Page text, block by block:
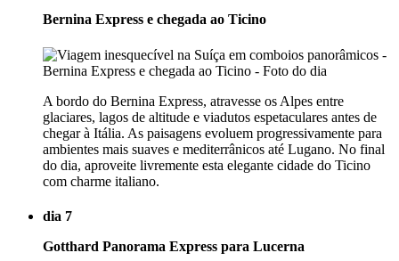
Bernina Express e chegada ao Ticino
A bordo do Bernina Express, atravesse os Alpes entre
glaciares, lagos de altitude e viadutos espetaculares antes de
chegar à Itália. As paisagens evoluem progressivamente para
ambientes mais suaves e mediterrânicos até Lugano. No final
do dia, aproveite livremente esta elegante cidade do Ticino
com charme italiano.
dia 7
Gotthard Panorama Express para Lucerna